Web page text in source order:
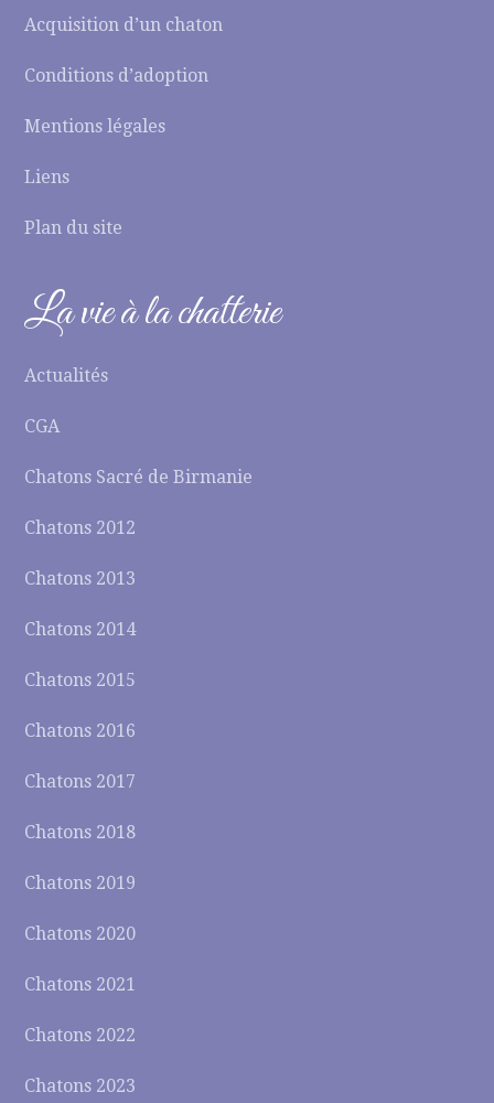
Acquisition d’un chaton
Conditions d’adoption
Mentions légales
Liens
Plan du site
La vie à la chatterie
Actualités
CGA
Chatons Sacré de Birmanie
Chatons 2012
Chatons 2013
Chatons 2014
Chatons 2015
Chatons 2016
Chatons 2017
Chatons 2018
Chatons 2019
Chatons 2020
Chatons 2021
Chatons 2022
Chatons 2023